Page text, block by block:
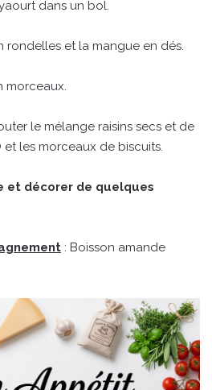
dans un bol.
rondelles et la mangue en dés.
morceaux.
le mélange raisins secs et de
et les morceaux de biscuits.
et décorer de quelques
: Boisson amande